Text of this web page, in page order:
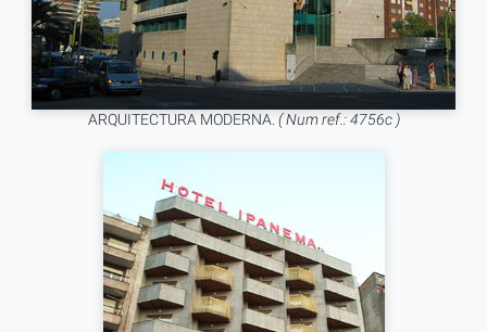
ARQUITECTURA MODERNA. ( Num ref.: 4756c )